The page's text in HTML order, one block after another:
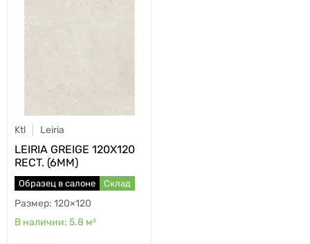
Ktl Leiria
LEIRIA GREIGE 120X120
RECT. (6MM)
Образец в салоне Склад
120×120
5.8 м²